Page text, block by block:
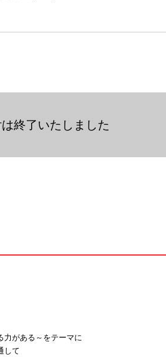
終了いたしました
力がある～をテーマに
して